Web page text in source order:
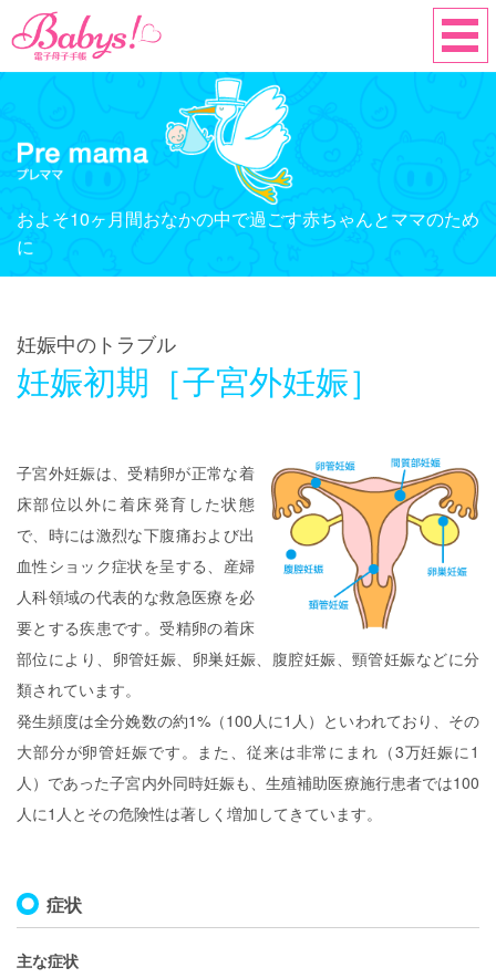
およそ10ヶ月間おなかの中で過ごす赤ちゃんとママのため
に
妊娠中のトラブル
妊娠初期［子宮外妊娠］
子宮外妊娠は、受精卵が正常な着
床部位以外に着床発育した状態
で、時には激烈な下腹痛および出
血性ショック症状を呈する、産婦
人科領域の代表的な救急医療を必
要とする疾患です。受精卵の着床
部位により、卵管妊娠、卵巣妊娠、腹腔妊娠、頸管妊娠などに分
類されています。
発生頻度は全分娩数の約1%（100人に1人）といわれており、その
大部分が卵管妊娠です。また、従来は非常にまれ（3万妊娠に1
人）であった子宮内外同時妊娠も、生殖補助医療施行患者では100
人に1人とその危険性は著しく増加してきています。
症状
主な症状